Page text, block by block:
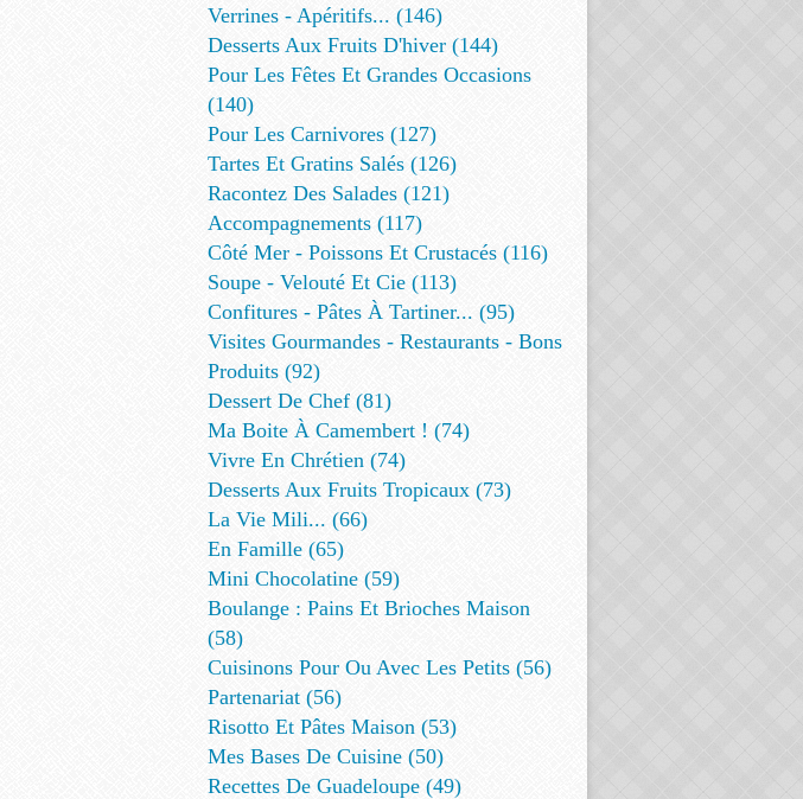
Verrines - Apéritifs... (146)
Desserts Aux Fruits D'hiver (144)
Pour Les Fêtes Et Grandes Occasions
(140)
Pour Les Carnivores (127)
Tartes Et Gratins Salés (126)
Racontez Des Salades (121)
Accompagnements (117)
Côté Mer - Poissons Et Crustacés (116)
Soupe - Velouté Et Cie (113)
Confitures - Pâtes À Tartiner... (95)
Visites Gourmandes - Restaurants - Bons
Produits (92)
Dessert De Chef (81)
Ma Boite À Camembert ! (74)
Vivre En Chrétien (74)
Desserts Aux Fruits Tropicaux (73)
La Vie Mili... (66)
En Famille (65)
Mini Chocolatine (59)
Boulange : Pains Et Brioches Maison
(58)
Cuisinons Pour Ou Avec Les Petits (56)
Partenariat (56)
Risotto Et Pâtes Maison (53)
Mes Bases De Cuisine (50)
Recettes De Guadeloupe (49)